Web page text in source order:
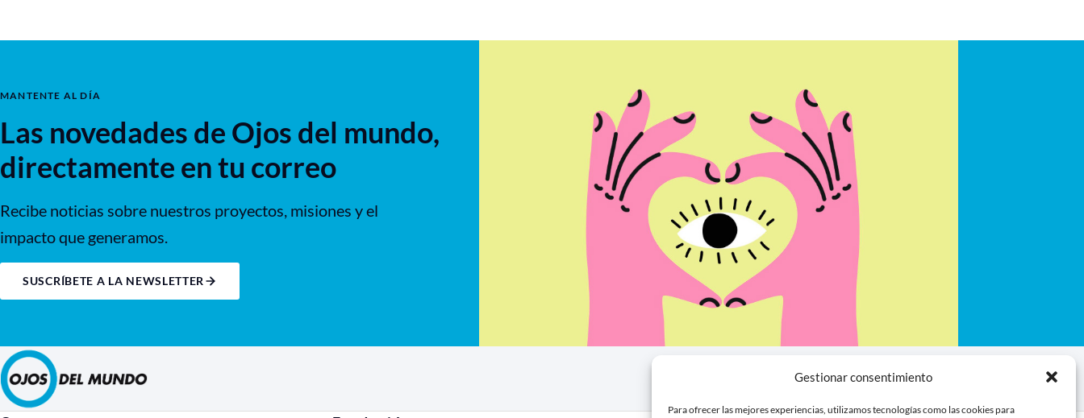
Gestionar consentimiento
Para ofrecer las mejores experiencias, utilizamos tecnologías como las cookies para
MANTENTE AL DÍA
Las novedades de Ojos del mundo,
directamente en tu correo
Recibe noticias sobre nuestros proyectos, misiones y el
impacto que generamos.
SUSCRÍBETE A LA NEWSLETTER